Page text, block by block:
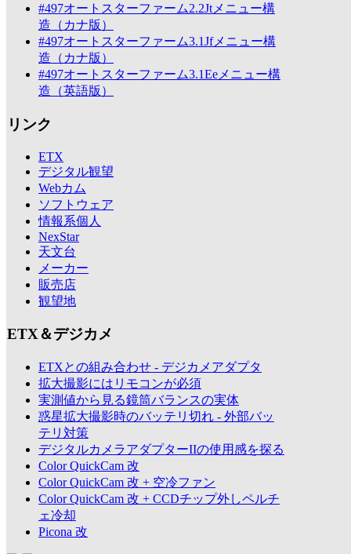
#497オートスターファーム2.2Jtメニュー構
造（カナ版）
#497オートスターファーム3.1Jfメニュー構
造（カナ版）
#497オートスターファーム3.1Eeメニュー構
造（英語版）
リンク
ETX
デジタル観望
Webカム
ソフトウェア
情報系個人
NexStar
天文台
メーカー
販売店
観望地
ETX＆デジカメ
ETXとの組み合わせ - デジカメアダプタ
拡大撮影にはリモコンが必須
実測値から見る鏡筒バランスの実体
惑星拡大撮影時のバッテリ切れ - 外部バッ
テリ対策
デジタルカメラアダプターIIの使用感を探る
Color QuickCam 改
Color QuickCam 改 + 空冷ファン
Color QuickCam 改 + CCDチップ外しペルチ
ェ冷却
Picona 改